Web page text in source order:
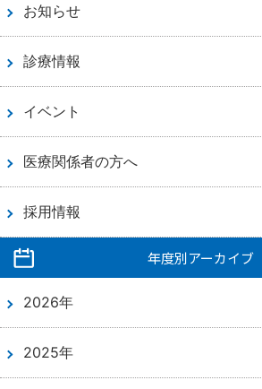
お知らせ
診療情報
イベント
医療関係者の方へ
採用情報
年度別アーカイブ
2026年
2025年